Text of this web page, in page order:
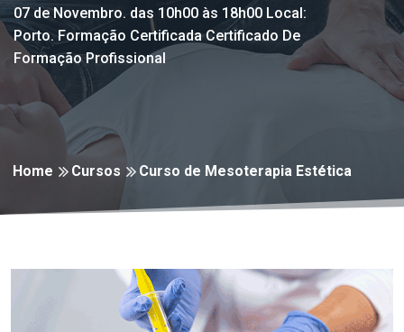
07 de Novembro. das 10h00 às 18h00 Local:
Porto. Formação Certificada Certificado De
Formação Profissional
Home Cursos Curso de Mesoterapia Estética